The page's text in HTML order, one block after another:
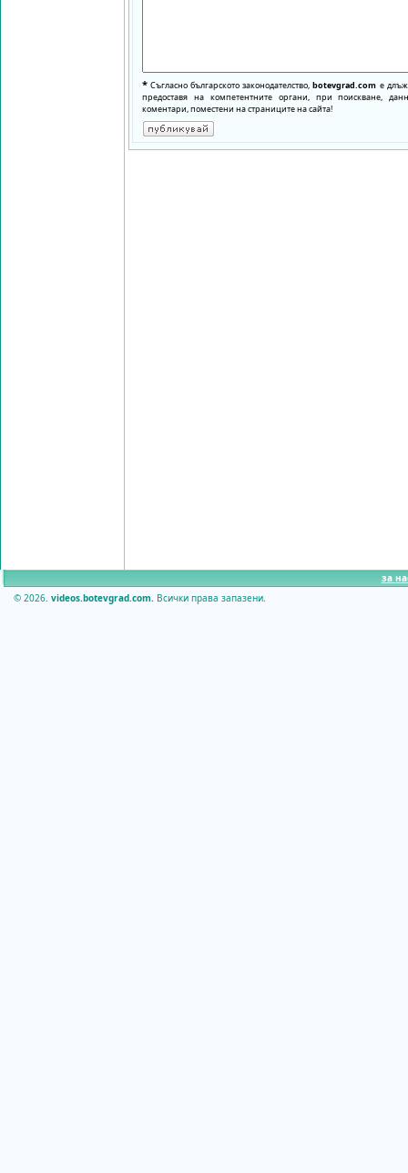
* Съгласно българското законодателство,botevgrad.com е
предоставя на компетентните органи, при поискване,
коментари, поместени на страниците на сайта!
за
© 2026. videos.botevgrad.com. Всички права запазени.